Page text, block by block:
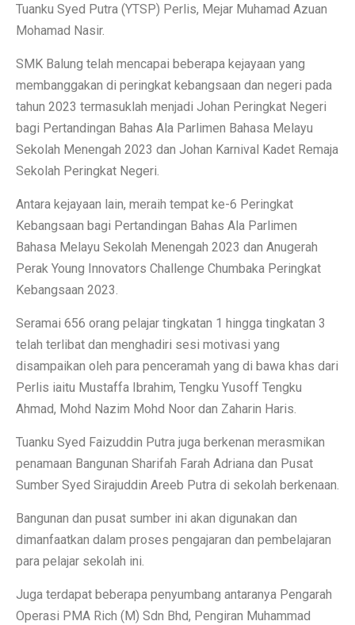
Tuanku Syed Putra (YTSP) Perlis, Mejar Muhamad Azuan
Mohamad Nasir.
SMK Balung telah mencapai beberapa kejayaan yang
membanggakan di peringkat kebangsaan dan negeri pada
tahun 2023 termasuklah menjadi Johan Peringkat Negeri
bagi Pertandingan Bahas Ala Parlimen Bahasa Melayu
Sekolah Menengah 2023 dan Johan Karnival Kadet Remaja
Sekolah Peringkat Negeri.
Antara kejayaan lain, meraih tempat ke-6 Peringkat
Kebangsaan bagi Pertandingan Bahas Ala Parlimen
Bahasa Melayu Sekolah Menengah 2023 dan Anugerah
Perak Young Innovators Challenge Chumbaka Peringkat
Kebangsaan 2023.
Seramai 656 orang pelajar tingkatan 1 hingga tingkatan 3
telah terlibat dan menghadiri sesi motivasi yang
disampaikan oleh para penceramah yang di bawa khas dari
Perlis iaitu Mustaffa Ibrahim, Tengku Yusoff Tengku
Ahmad, Mohd Nazim Mohd Noor dan Zaharin Haris.
Tuanku Syed Faizuddin Putra juga berkenan merasmikan
penamaan Bangunan Sharifah Farah Adriana dan Pusat
Sumber Syed Sirajuddin Areeb Putra di sekolah berkenaan.
Bangunan dan pusat sumber ini akan digunakan dan
dimanfaatkan dalam proses pengajaran dan pembelajaran
para pelajar sekolah ini.
Juga terdapat beberapa penyumbang antaranya Pengarah
Operasi PMA Rich (M) Sdn Bhd, Pengiran Muhammad